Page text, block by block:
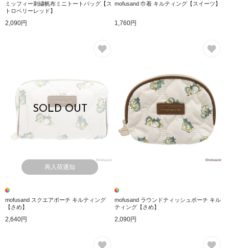
ミッフィー刺繍帆布ミニトートバッグ【ス
トロベリーレッド】
2,090円
mofusand 巾着 キルティング【スイーツ】
1,760円
SOLD OUT
再入荷通知
mofusand スクエアポーチ キルティング
【さめ】
2,640円
mofusand ラウンドティッシュポーチ キル
ティング【さめ】
2,090円